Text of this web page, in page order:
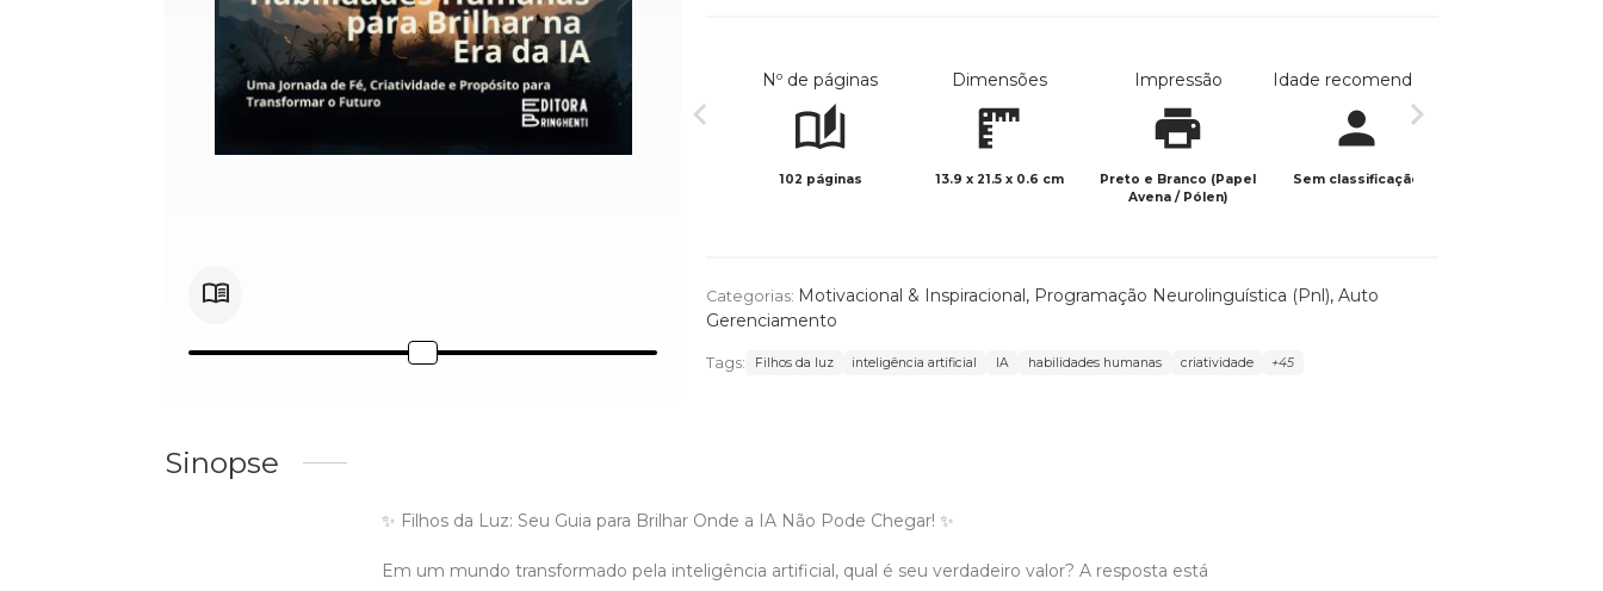
Nº de páginas
102 páginas
Dimensões
13.9 x 21.5 x 0.6 cm
Impressão
Preto e Branco (Papel
Avena / Pólen)
Idade recomendada
Sem classificação
Categorias: Motivacional & Inspiracional, Programação Neurolinguística (Pnl), Auto
Gerenciamento
Tags: Filhos da luz inteligência artificial IA habilidades humanas criatividade +45
Sinopse
✨ Filhos da Luz: Seu Guia para Brilhar Onde a IA Não Pode Chegar! ✨
Em um mundo transformado pela inteligência artificial, qual é seu verdadeiro valor? A resposta está